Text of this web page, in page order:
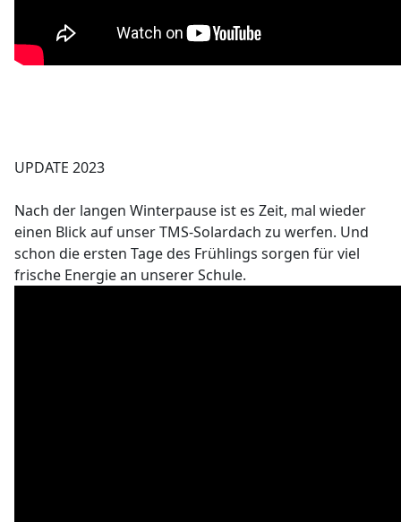
UPDATE 2023
Nach der langen Winterpause ist es Zeit, mal wieder
einen Blick auf unser TMS-Solardach zu werfen. Und
schon die ersten Tage des Frühlings sorgen für viel
frische Energie an unserer Schule.